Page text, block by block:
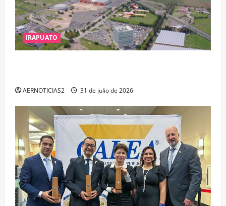
IRAPUATO
AERNOTICIAS2 31 de julio de 2026